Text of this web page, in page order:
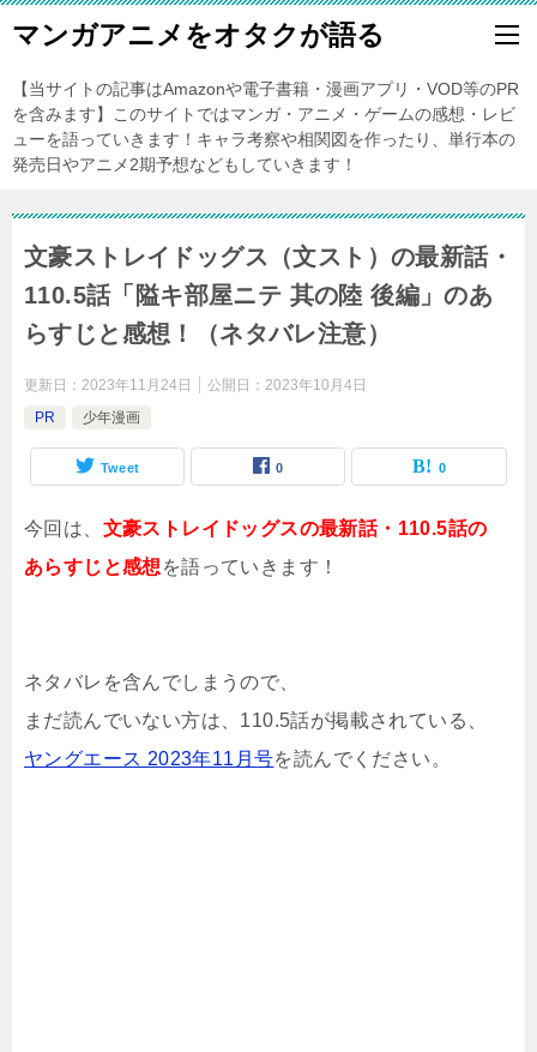
マンガアニメをオタクが語る
【当サイトの記事はAmazonや電子書籍・漫画アプリ・VOD等のPR
を含みます】このサイトではマンガ・アニメ・ゲームの感想・レビ
ューを語っていきます！キャラ考察や相関図を作ったり、単行本の
発売日やアニメ2期予想などもしていきます！
文豪ストレイドッグス（文スト）の最新話・
110.5話「隘キ部屋ニテ 其の陸 後編」のあ
らすじと感想！（ネタバレ注意）
更新日： 2023年11月24日 公開日： 2023年10月4日
PR
少年漫画
Tweet 0 0
今回は、 文豪ストレイドッグスの最新話・110.5話の
あらすじと感想 を語っていきます！
ネタバレを含んでしまうので、
まだ読んでいない方は、110.5話が掲載されている、
ヤングエース 2023年11月号を読んでください。